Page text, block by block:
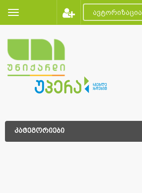
ავტორიზაცია
კატეგორიები